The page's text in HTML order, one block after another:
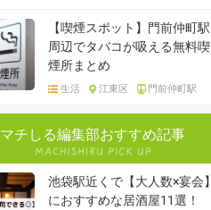
【喫煙スポット】門前仲町駅
周辺でタバコが吸える無料喫
煙所まとめ
生活 江東区 門前仲町駅
マチしる編集部おすすめ記事
池袋駅近くで【大人数×宴会】
におすすめな居酒屋11選！